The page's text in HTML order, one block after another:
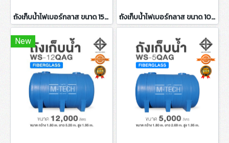
ถังเก็บน้ำไฟเบอร์กลาส ขนาด 15000 ลิตร ถังเก็บน้ำไฟเบอร์กลาส ขนาด 10000 ลิตร
New